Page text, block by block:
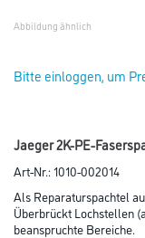
Abbildung ähnlich
Bitte einloggen, um
Jaeger 2K-PE-
Art-Nr.:1010-002014
Als Reparaturspachtel
Überbrückt Lochstellen
beanspruchte Bereiche.